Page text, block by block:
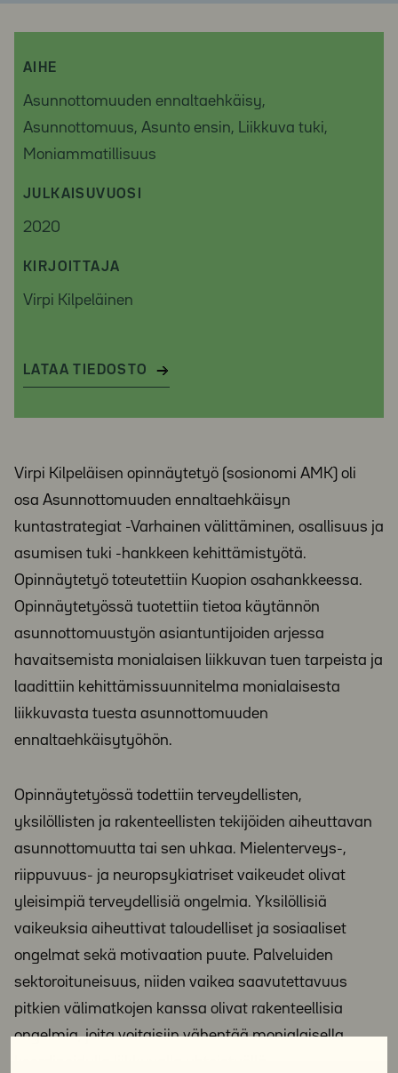
AIHE
Asunnottomuuden ennaltaehkäisy,
Asunnottomuus, Asunto ensin, Liikkuva tuki,
Moniammatillisuus
JULKAISUVUOSI
2020
KIRJOITTAJA
Virpi Kilpeläinen
LATAA TIEDOSTO
Virpi Kilpeläisen opinnäytetyö (sosionomi AMK) oli
osa Asunnottomuuden ennaltaehkäisyn
kuntastrategiat -Varhainen välittäminen, osallisuus ja
asumisen tuki -hankkeen kehittämistyötä.
Opinnäytetyö toteutettiin Kuopion osahankkeessa.
Opinnäytetyössä tuotettiin tietoa käytännön
asunnottomuustyön asiantuntijoiden arjessa
havaitsemista monialaisen liikkuvan tuen tarpeista ja
laadittiin kehittämissuunnitelma monialaisesta
liikkuvasta tuesta asunnottomuuden
ennaltaehkäisytyöhön.
Opinnäytetyössä todettiin terveydellisten,
yksilöllisten ja rakenteellisten tekijöiden aiheuttavan
asunnottomuutta tai sen uhkaa. Mielenterveys-,
riippuvuus- ja neuropsykiatriset vaikeudet olivat
yleisimpiä terveydellisiä ongelmia. Yksilöllisiä
vaikeuksia aiheuttivat taloudelliset ja sosiaaliset
ongelmat sekä motivaation puute. Palveluiden
sektoroituneisuus, niiden vaikea saavutettavuus
pitkien välimatkojen kanssa olivat rakenteellisia
ongelmia, joita voitaisiin vähentää monialaisella